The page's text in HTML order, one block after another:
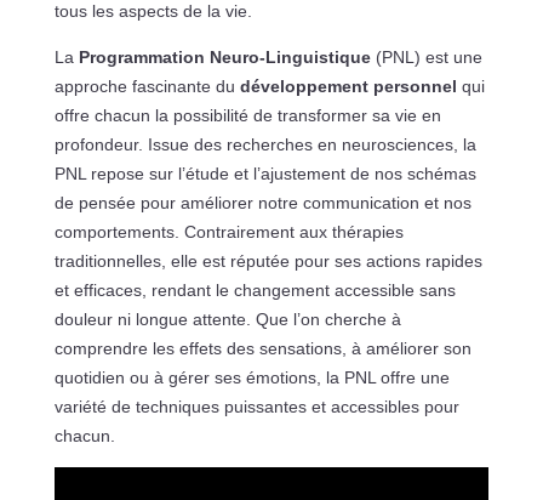
tous les aspects de la vie.
La Programmation Neuro-Linguistique(PNL) est une
approche fascinante du développement personnel qui
offre chacun la possibilité de transformer sa vie en
profondeur. Issue des recherches en neurosciences, la
PNL repose sur l’étude et l’ajustement de nos schémas
de pensée pour améliorer notre communication et nos
comportements. Contrairement aux thérapies
traditionnelles, elle est réputée pour ses actions rapides
et efficaces, rendant le changement accessible sans
douleur ni longue attente. Que l’on cherche à
comprendre les effets des sensations, à améliorer son
quotidien ou à gérer ses émotions, la PNL offre une
variété de techniques puissantes et accessibles pour
chacun.